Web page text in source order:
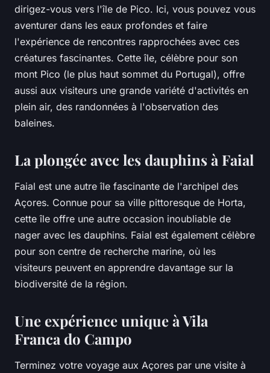
dirigez-vous vers l'île de Pico. Ici, vous pouvez vous
aventurer dans les eaux profondes et faire
l'expérience de rencontres rapprochées avec ces
créatures fascinantes. Cette île, célèbre pour son
mont Pico (le plus haut sommet du Portugal), offre
aussi aux visiteurs une grande variété d'activités en
plein air, des randonnées à l'observation des
baleines.
La plongée avec les dauphins à Faial
Faial est une autre île fascinante de l'archipel des
Açores. Connue pour sa ville pittoresque de Horta,
cette île offre une autre occasion inoubliable de
nager avec les dauphins. Faial est également célèbre
pour son centre de recherche marine, où les
visiteurs peuvent en apprendre davantage sur la
biodiversité de la région.
Une expérience unique à Vila
Franca do Campo
Terminez votre voyage aux Açores par une visite à